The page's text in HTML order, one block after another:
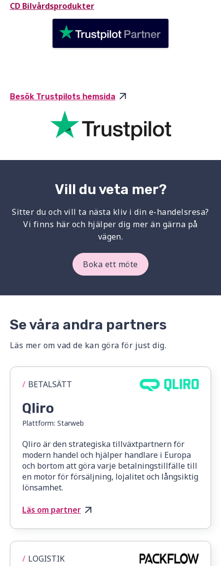
CD Bilvårdsprodukter
Besök Trustpilots hemsida
Vill du veta mer?
Sitter du och vill ta nästa kliv i din e-handelsresa?
Vi finns här och hjälper dig mer än gärna på
vägen.
Boka ett möte
Se våra andra partners
Läs mer om vad de kan göra för just dig.
/ BETALSÄTT
Qliro
Plattform: Starweb
Qliro är den strategiska tillväxtpartnern för
modern handel och hjälper handlare i Europa
och bortom att göra varje betalningstillfälle till
en motor för försäljning, lojalitet och långsiktig
lönsamhet.
Läs om partner
/ LOGISTIK